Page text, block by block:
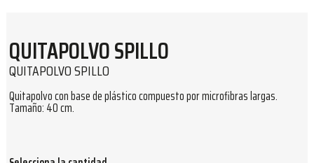
QUITAPOLVO SPILLO
QUITAPOLVO SPILLO
Quitapolvo con base de plástico compuesto por microfibras largas.
Tamaño: 40 cm.